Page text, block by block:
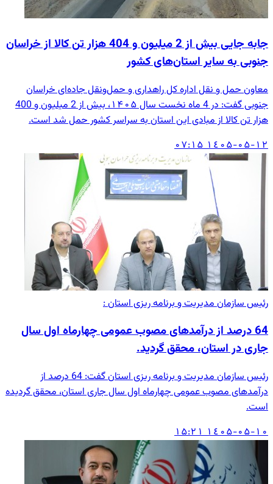
جابه جایی بیش از 2 میلیون و 404 هزار تن کالا از خراسان
جنوبی به سایر استان‌های کشور
معاون حمل و نقل اداره کل راهداری و حمل‌ونقل جاده‌ای خراسان
جنوبی گفت: در 4 ماه نخست سال ۱۴۰۵، بیش از 2 میلیون و 400
هزار تن کالا از مبادی این استان به سراسر کشور حمل شد است.
۱٤۰۵-۰۵-۱۲ ۰۷:۱۵
رئیس سازمان مدیریت و برنامه ریزی استان :
64 درصد از درآمدهای مصوب عمومی چهارماه اول سال
جاری در استان، محقق گردید.
رئیس سازمان مدیریت و برنامه ریزی استان گفت: 64 درصد از
درآمدهای مصوب عمومی چهارماه اول سال جاری استان، محقق گردیده
است.
۱٤۰۵-۰۵-۱۰ ۱۵:۲۱